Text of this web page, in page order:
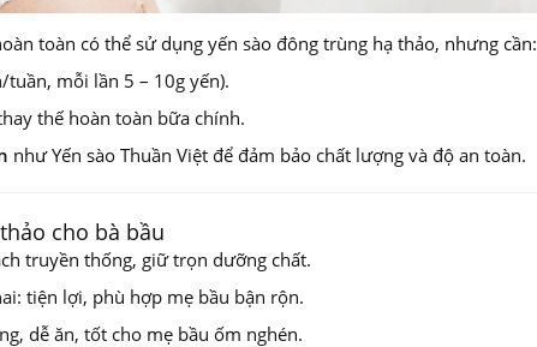
toàn có thể sử dụng yến sào đông trùng hạ thảo, nhưng cần:
tuần, mỗi lần 5 – 10g yến).
thế hoàn toàn bữa chính.
như Yến sào Thuần Việt để đảm bảo chất lượng và độ an toàn.
cho bà bầu
truyền thống, giữ trọn dưỡng chất.
tiện lợi, phù hợp mẹ bầu bận rộn.
dễ ăn, tốt cho mẹ bầu ốm nghén.